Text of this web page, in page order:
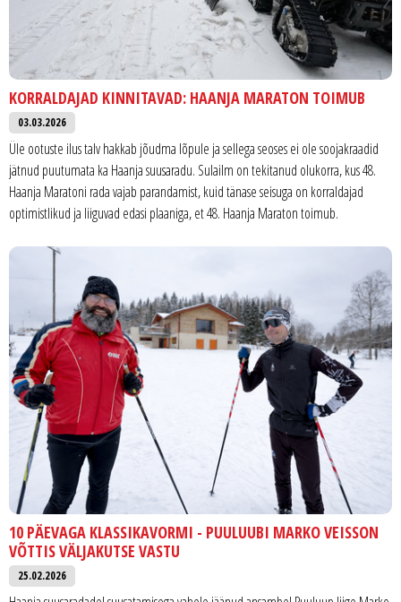
KORRALDAJAD KINNITAVAD: HAANJA MARATON TOIMUB
03.03.2026
Üle ootuste ilus talv hakkab jõudma lõpule ja sellega seoses ei ole soojakraadid
jätnud puutumata ka Haanja suusaradu. Sulailm on tekitanud olukorra, kus 48.
Haanja Maratoni rada vajab parandamist, kuid tänase seisuga on korraldajad
optimistlikud ja liiguvad edasi plaaniga, et 48. Haanja Maraton toimub.
10 PÄEVAGA KLASSIKAVORMI - PUULUUBI MARKO VEISSON
VÕTTIS VÄLJAKUTSE VASTU
25.02.2026